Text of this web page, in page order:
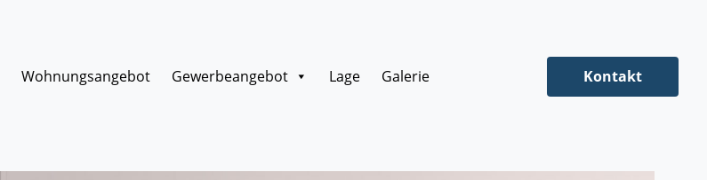
Wohnungsangebot Gewerbeangebot Lage Galerie Kontakt